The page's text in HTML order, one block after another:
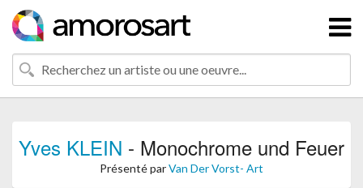
Yves KLEIN - Monochrome und Feuer
Présenté parVan Der Vorst- Art